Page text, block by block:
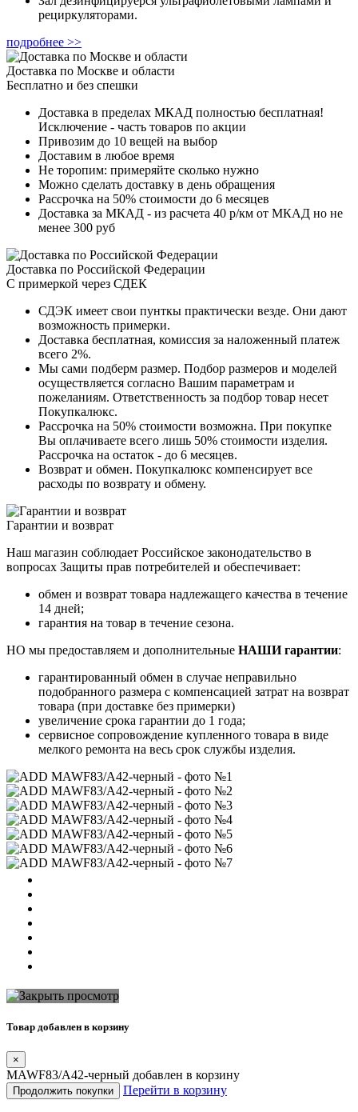
рециркуляторами.
подробнее >>
Доставка по Москве и области
Бесплатно и без спешки
Доставка в пределах МКАД полностью бесплатная!
Исключение - часть товаров по акции
Привозим до 10 вещей на выбор
Доставим в любое время
Не торопим: примеряйте сколько нужно
Можно сделать доставку в день обращения
Рассрочка на 50% стоимости до 6 месяцев
Доставка за МКАД - из расчета 40 р/км от МКАД но не
менее 300 руб
Доставка по Российской Федерации
С примеркой через СДЕК
СДЭК имеет свои пунткы практически везде. Они дают
возможность примерки.
Доставка бесплатная, комиссия за наложенный платеж
всего 2%.
Мы сами подберм размер. Подбор размеров и моделей
осуществляется согласно Вашим параметрам и
пожеланиям. Ответственность за подбор товар несет
Покупкалюкс.
Рассрочка на 50% стоимости возможна. При покупке
Вы оплачиваете всего лишь 50% стоимости изделия.
Рассрочка на остаток - до 6 месяцев.
Возврат и обмен. Покупкалюкс компенсирует все
расходы по возврату и обмену.
Гарантии и возврат
Наш магазин соблюдает Российское законодательство в
вопросах Защиты прав потребителей и обеспечивает:
обмен и возврат товара надлежащего качества в течение
14 дней;
гарантия на товар в течение сезона.
НО мы предоставляем и дополнительные НАШИ гарантии:
гарантированный обмен в случае неправильно
подобранного размера с компенсацией затрат на возврат
товара (при доставке без примерки)
увеличение срока гарантии до 1 года;
сервисное сопровождение купленного товара в виде
мелкого ремонта на весь срок службы изделия.
Товар добавлен в корзину
×
MAWF83/A42-черный добавлен в корзину
Продолжить покупки Перейти в корзину